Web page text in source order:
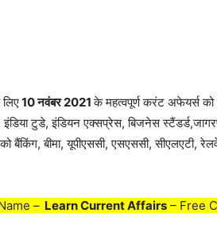
10 नवंबर 2021के महत्वपूर्ण करंट अफेयर्स को
इंडिया टुडे, इंडियन एक्सप्रेस, बिजनेस
बैंकिंग, बीमा, यूपीएससी, एसएससी, सीएलएटी,
– Learn Current Affairs – Free